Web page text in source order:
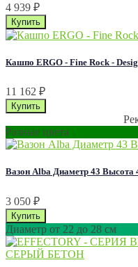
4 939 ₽
Кашпо ERGO - Fine Rock -
11 162 ₽
Разные цвета
Вазон Alba Диаметр 43 Высота
3 050 ₽
Диаметр от 22 до 28 см